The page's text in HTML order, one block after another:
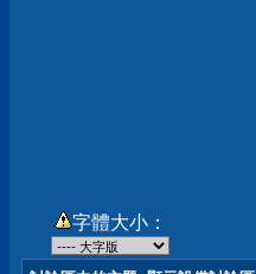
字體大小：